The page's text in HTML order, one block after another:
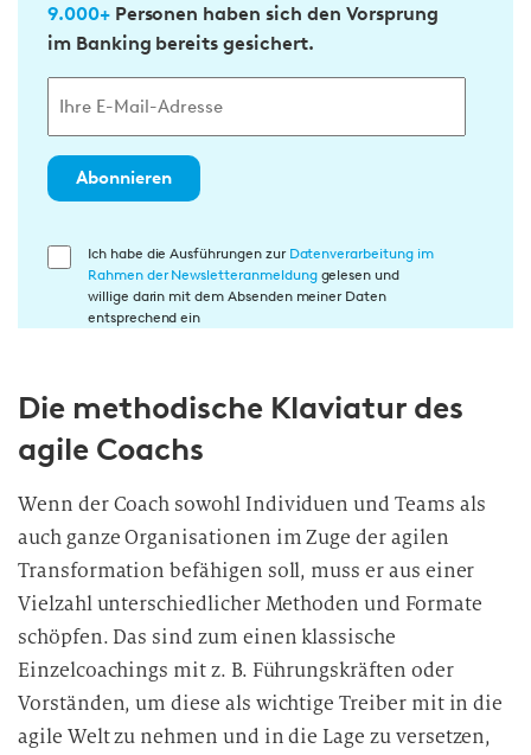
9.000+Personen haben sich den Vorsprung
im Banking bereits gesichert.
Abonnieren
E
l
i
n
g
i
n
d
i
e
Ich habe die Ausführungen zur Datenverarbeitung im
Rahmen der Newsletteranmeldunggelesen und
willige darin mit dem Absenden meiner Daten
entsprechend ein
Die methodische Klaviatur des
agile Coachs
Wenn der Coach sowohl Individuen und Teams als
auch ganze Organisationen im Zuge der agilen
Transformation befähigen soll, muss er aus einer
Vielzahl unterschiedlicher Methoden und Formate
schöpfen. Das sind zum einen klassische
Einzelcoachings mit z. B. Führungskräften oder
Vorständen, um diese als wichtige Treiber mit in die
agile Welt zu nehmen und in die Lage zu versetzen,